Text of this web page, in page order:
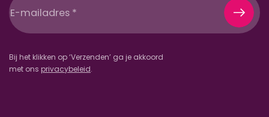
mailadres
Bij het klikken op ‘Verzenden’ ga je akkoord
met ons privacybeleid.